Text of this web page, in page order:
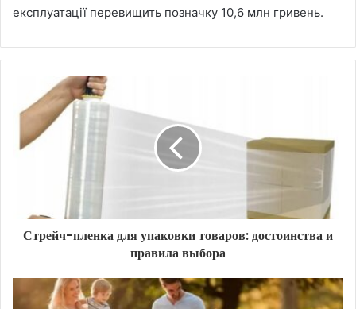
експлуатації перевищить позначку 10,6 млн гривень.
Стрейч-пленка для упаковки товаров: достоинства и
правила выбора